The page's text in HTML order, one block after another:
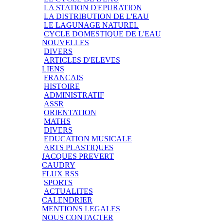
LA STATION D'EPURATION
LA DISTRIBUTION DE L'EAU
LE LAGUNAGE NATUREL
CYCLE DOMESTIQUE DE L'EAU
NOUVELLES
DIVERS
ARTICLES D'ELEVES
LIENS
FRANCAIS
HISTOIRE
ADMINISTRATIF
ASSR
ORIENTATION
MATHS
DIVERS
EDUCATION MUSICALE
ARTS PLASTIQUES
JACQUES PREVERT
CAUDRY
FLUX RSS
SPORTS
ACTUALITES
CALENDRIER
MENTIONS LEGALES
NOUS CONTACTER